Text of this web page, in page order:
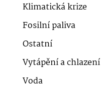
Klimatická krize
Fosilní paliva
Ostatní
Vytápění a chlazení
Voda